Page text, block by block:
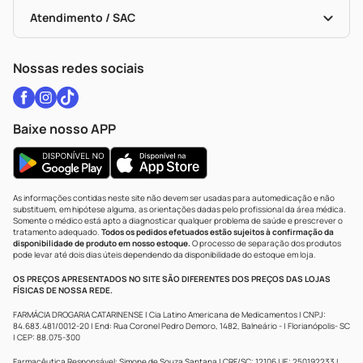
Políticas De Marketplace
Vacinas
Certificado De Segurança
Portal Da Privacidade
Atendimento / SAC
WhatsApp (47) 9202-1687
Nossas redes sociais
Baixe nosso APP
As informações contidas neste site não devem ser usadas para automedicação e não
substituem, em hipótese alguma, as orientações dadas pelo profissional da área médica.
Somente o médico está apto a diagnosticar qualquer problema de saúde e prescrever o
tratamento adequado. Todos os pedidos efetuados estão sujeitos à confirmação da
disponibilidade de produto em nosso estoque.O processo de separação dos produtos
pode levar até dois dias úteis dependendo da disponibilidade do estoque em loja.
OS PREÇOS APRESENTADOS NO SITE SÃO DIFERENTES DOS PREÇOS DAS LOJAS
FÍSICAS DE NOSSA REDE.
FARMÁCIA DROGARIA CATARINENSE | Cia Latino Americana de Medicamentos | CNPJ:
84.683.481/0012-20 | End: Rua Coronel Pedro Demoro, 1482, Balneário - | Florianópolis- SC
| CEP: 88.075-300